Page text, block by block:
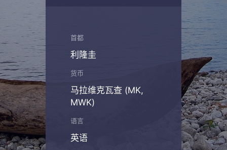
首都
利隆圭
货币
马拉维克瓦查 (MK,
MWK)
语言
英语